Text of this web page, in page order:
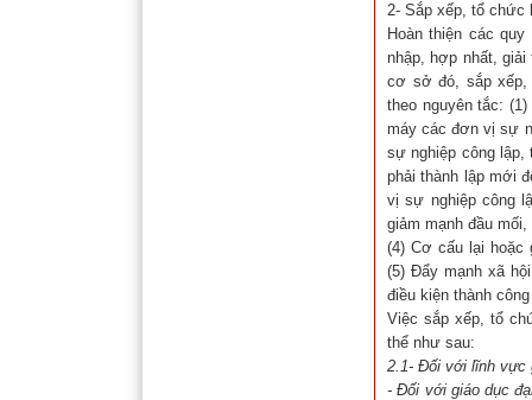
2- Sắp xếp, tổ chức
Hoàn thiện các
nhập, hợp nhất,
cơ sở đó, sắp xếp,
theo nguyên tắc:
máy các đơn vị sự
sự nghiệp công
phải thành lập mới
vị sự nghiệp công
giảm mạnh đầu
(4) Cơ cấu lại hoặc
(5) Đẩy mạnh xã
điều kiện thành
Việc sắp xếp, tổ
thể như sau:
2.1- Đối với lĩnh vực
- Đối với giáo dục